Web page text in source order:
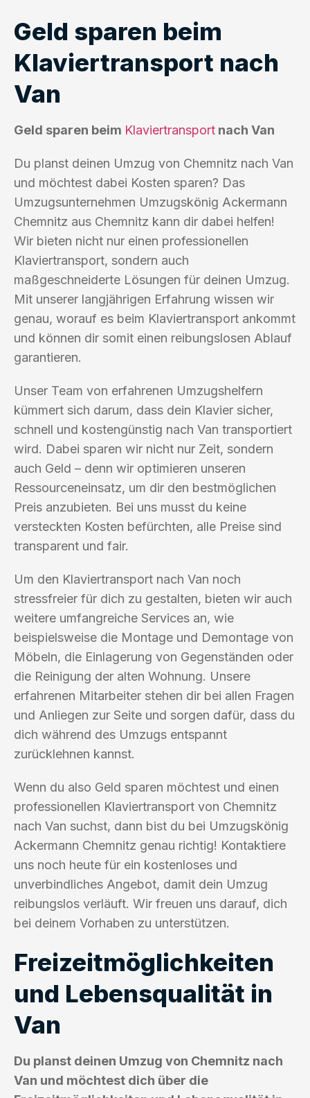
Geld sparen beim
Klaviertransport nach
Van
Geld sparen beim Klaviertransport nach Van
Du planst deinen Umzug von Chemnitz nach Van
und möchtest dabei Kosten sparen? Das
Umzugsunternehmen Umzugskönig Ackermann
Chemnitz aus Chemnitz kann dir dabei helfen!
Wir bieten nicht nur einen professionellen
Klaviertransport, sondern auch
maßgeschneiderte Lösungen für deinen Umzug.
Mit unserer langjährigen Erfahrung wissen wir
genau, worauf es beim Klaviertransport ankommt
und können dir somit einen reibungslosen Ablauf
garantieren.
Unser Team von erfahrenen Umzugshelfern
kümmert sich darum, dass dein Klavier sicher,
schnell und kostengünstig nach Van transportiert
wird. Dabei sparen wir nicht nur Zeit, sondern
auch Geld – denn wir optimieren unseren
Ressourceneinsatz, um dir den bestmöglichen
Preis anzubieten. Bei uns musst du keine
versteckten Kosten befürchten, alle Preise sind
transparent und fair.
Um den Klaviertransport nach Van noch
stressfreier für dich zu gestalten, bieten wir auch
weitere umfangreiche Services an, wie
beispielsweise die Montage und Demontage von
Möbeln, die Einlagerung von Gegenständen oder
die Reinigung der alten Wohnung. Unsere
erfahrenen Mitarbeiter stehen dir bei allen Fragen
und Anliegen zur Seite und sorgen dafür, dass du
dich während des Umzugs entspannt
zurücklehnen kannst.
Wenn du also Geld sparen möchtest und einen
professionellen Klaviertransport von Chemnitz
nach Van suchst, dann bist du bei Umzugskönig
Ackermann Chemnitz genau richtig! Kontaktiere
uns noch heute für ein kostenloses und
unverbindliches Angebot, damit dein Umzug
reibungslos verläuft. Wir freuen uns darauf, dich
bei deinem Vorhaben zu unterstützen.
Freizeitmöglichkeiten
und Lebensqualität in
Van
Du planst deinen Umzug von Chemnitz nach
Van und möchtest dich über die